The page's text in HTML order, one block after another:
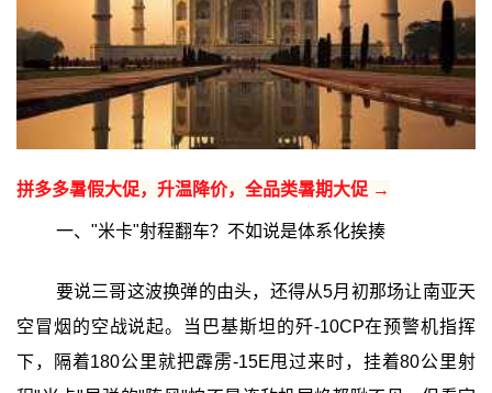
拼多多暑假大促，升温降价，全品类暑期大促 →
一、"米卡"射程翻车？不如说是体系化挨揍
要说三哥这波换弹的由头，还得从5月初那场让南亚天
空冒烟的空战说起。当巴基斯坦的歼-10CP在预警机指挥
下，隔着180公里就把霹雳-15E甩过来时，挂着80公里射